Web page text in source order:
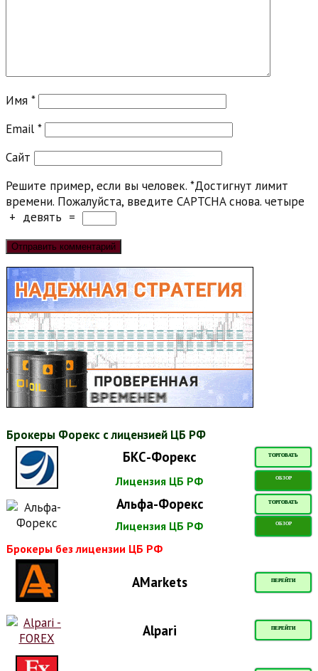
Имя *
Email *
Сайт
Решите пример, если вы человек. *Достигнут лимит
времени. Пожалуйста, введите CAPTCHA снова. четыре
+ девять =
Брокеры Форекс с лицензией ЦБ РФ
БКС-Форекс ТОРГОВАТЬ
Лицензия ЦБ РФ ОБЗОР
Альфа-Форекс ТОРГОВАТЬ
Лицензия ЦБ РФ ОБЗОР
Брокеры без лицензии ЦБ РФ
AMarkets ПЕРЕЙТИ
Alpari ПЕРЕЙТИ